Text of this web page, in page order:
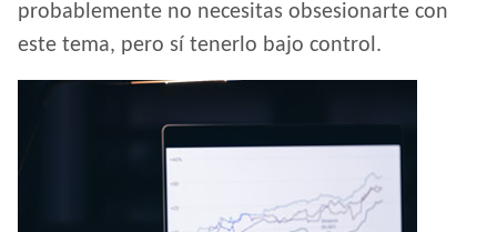
probablemente no necesitas obsesionarte con
este tema, pero sí tenerlo bajo control.